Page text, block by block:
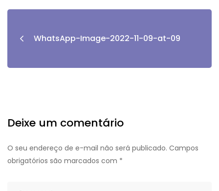
WhatsApp-Image-2022-11-09-at-09
Deixe um comentário
O seu endereço de e-mail não será publicado. Campos
obrigatórios são marcados com *